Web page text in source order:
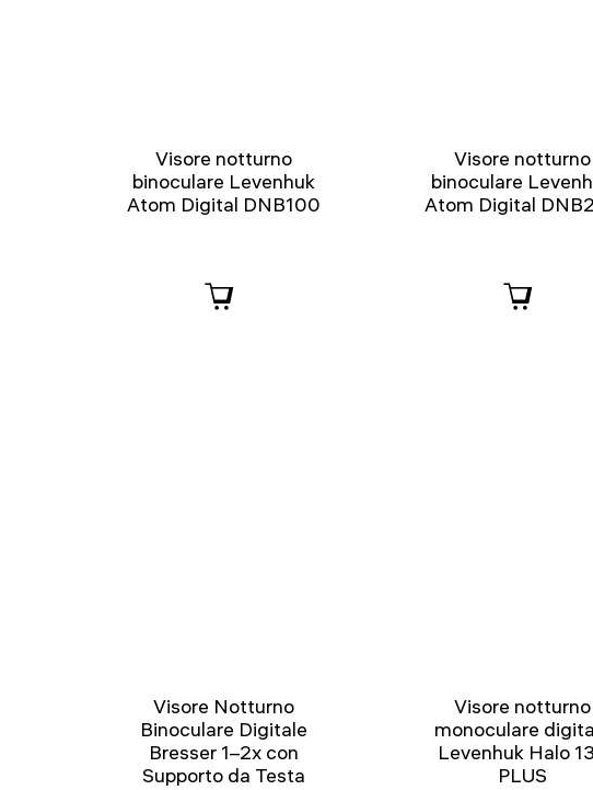
Visore notturno
binoculare Levenhuk
Atom Digital DNB100
Visore notturno
binoculare
Atom Digital
Visore Notturno
Binoculare Digitale
Bresser 1–2x con
Supporto da Testa
Visore notturno
monoculare
Levenhuk Halo
PLUS